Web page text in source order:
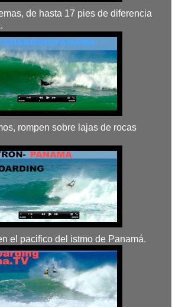
de hasta 17 pies de diferencia
rompen sobre lajas de rocas
el pacifico del istmo de Panamá.